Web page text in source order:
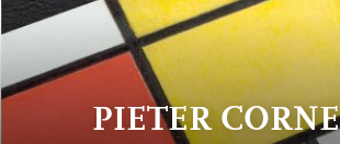
PIETER